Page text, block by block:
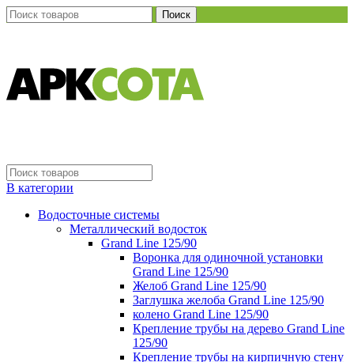
Поиск
В категории
Водосточные системы
Металлический водосток
Grand Line 125/90
Воронка для одиночной установки
Grand Line 125/90
Желоб Grand Line 125/90
Заглушка желоба Grand Line 125/90
колено Grand Line 125/90
Крепление трубы на дерево Grand Line
125/90
Крепление трубы на кирпичную стену